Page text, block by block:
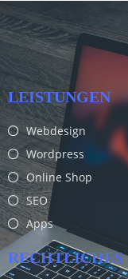
LEISTUNGEN
Webdesign
Wordpress
Online Shop
SEO
Apps
RECHTLICHES